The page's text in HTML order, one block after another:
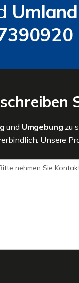
Umland
und Umgebung zu
Unsere